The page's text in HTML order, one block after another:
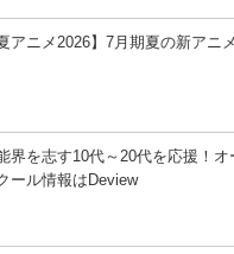
夏アニメ2026】7月期夏の新アニ
界を志す10代～20代を応援！オ
ール情報はDeview